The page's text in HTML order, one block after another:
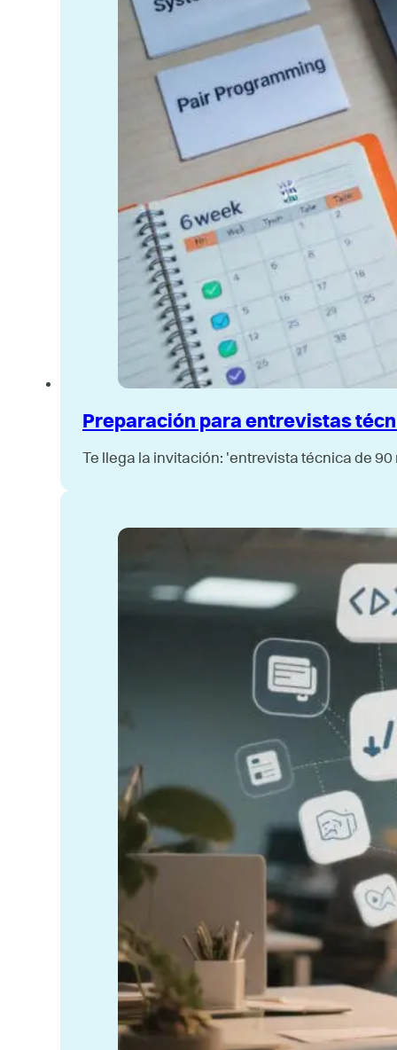
Preparación para entrevistas
Te llega la invitación: 'entrevista técnica de